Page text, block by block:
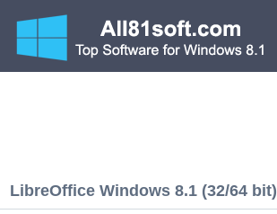
LibreOffice Windows 8.1 (32/64 bit)